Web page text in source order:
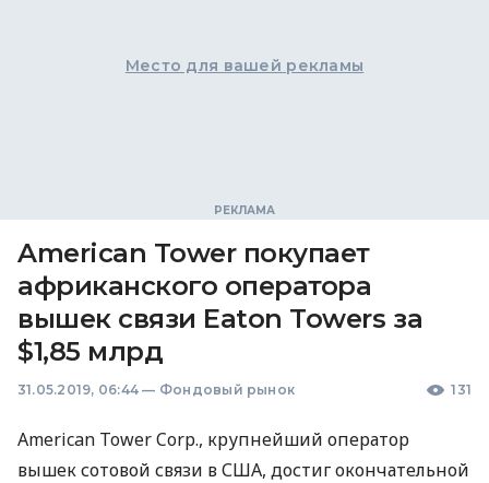
Место для вашей рекламы
American Tower покупает
африканского оператора
вышек связи Eaton Towers за
$1,85 млрд
31.05.2019, 06:44 — Фондовый рынок 131
American Tower Corp., крупнейший оператор
вышек сотовой связи вСША, достиг окончательной